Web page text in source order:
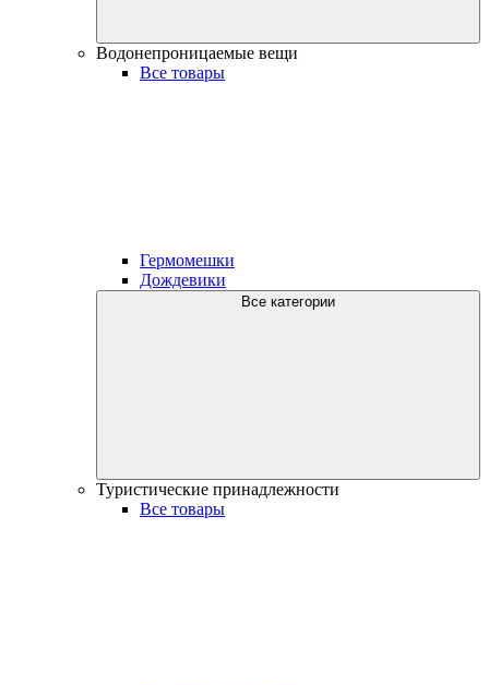
Водонепроницаемые вещи
Все товары
Гермомешки
Дождевики
Все категории
Туристические принадлежности
Все товары